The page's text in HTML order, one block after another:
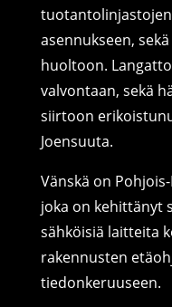
asennukseen,
huoltoon.
valvontaan, sekä
siirtoon
Joensuuta.
Vänskä on
joka on kehittänyt
sähköisiä laitteita
rakennusten
tiedonkeruuseen.